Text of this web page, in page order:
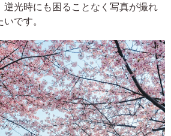
逆光時にも困ることなく写真が撮れ
です。